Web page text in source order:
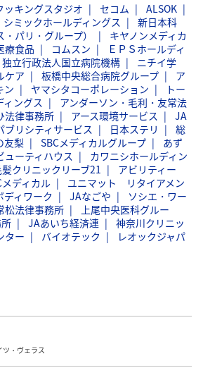
ッキングスタジオ セコム
ALSOK
シミックホールディングス
新日本科
パリ・グループ）
キヤノンメディカ
療食品 コムスン
ＥＰＳホールディ
独立行政法人国立病院機構
ニチイ学
ケア 板橋中央総合病院グループ
ア
ン ヤマシタコーポレーション
トー
ィングス
アンダーソン・毛利・友常法
法律事務所 アース環境サービス
JA
ブリシティサービス 日本ステリ
総
友梨 SBCメディカルグループ
あず
ューティハウス
カワニシホールディン
髪クリニックリーブ21
アビリティー
メディカル
ユニマット リタイアメン
ディワーク JAなごや
ソシエ・ワー
松法律事務所
上尾中央医科グルー
JAあいち経済連
神奈川クリニッ
ター バイオテック
レオックジャパ
・ヴェラス